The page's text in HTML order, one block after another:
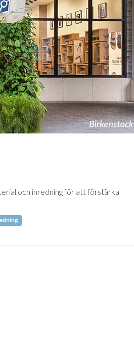
och inredning för att förstärka